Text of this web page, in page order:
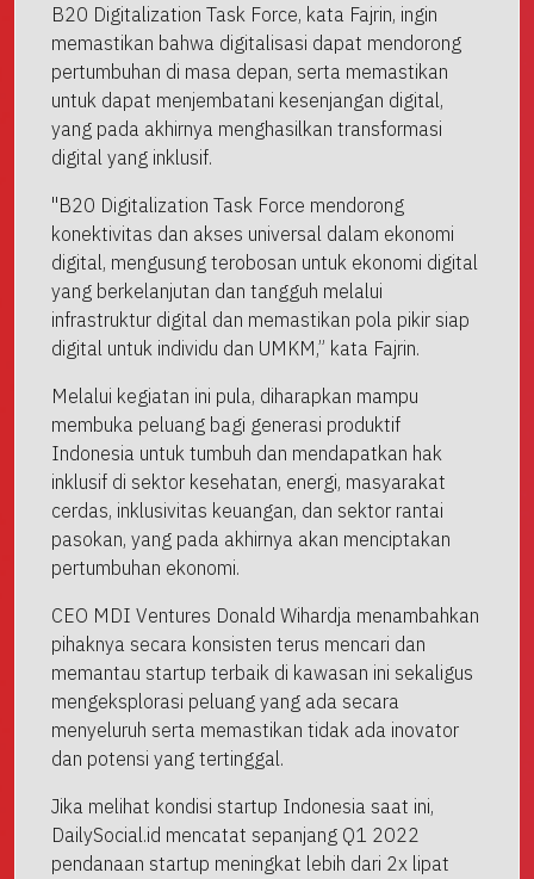
B20 Digitalization Task Force, kata Fajrin, ingin
memastikan bahwa digitalisasi dapat mendorong
pertumbuhan di masa depan, serta memastikan
untuk dapat menjembatani kesenjangan digital,
yang pada akhirnya menghasilkan transformasi
digital yang inklusif.
"B20 Digitalization Task Force mendorong
konektivitas dan akses universal dalam ekonomi
digital, mengusung terobosan untuk ekonomi digital
yang berkelanjutan dan tangguh melalui
infrastruktur digital dan memastikan pola pikir siap
digital untuk individu dan UMKM,” kata Fajrin.
Melalui kegiatan ini pula, diharapkan mampu
membuka peluang bagi generasi produktif
Indonesia untuk tumbuh dan mendapatkan hak
inklusif di sektor kesehatan, energi, masyarakat
cerdas, inklusivitas keuangan, dan sektor rantai
pasokan, yang pada akhirnya akan menciptakan
pertumbuhan ekonomi.
CEO MDI Ventures Donald Wihardja menambahkan
pihaknya secara konsisten terus mencari dan
memantau startup terbaik di kawasan ini sekaligus
mengeksplorasi peluang yang ada secara
menyeluruh serta memastikan tidak ada inovator
dan potensi yang tertinggal.
Jika melihat kondisi startup Indonesia saat ini,
DailySocial.id mencatat sepanjang Q1 2022
pendanaan startup meningkat lebih dari 2x lipat